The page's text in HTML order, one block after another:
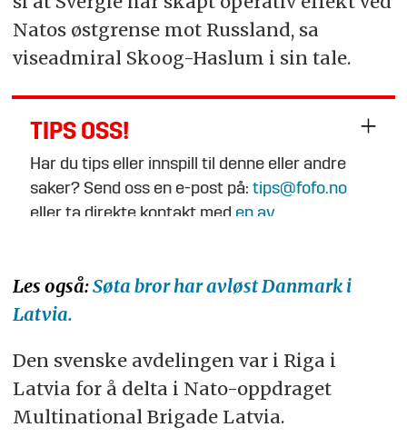
Natos østgrense mot Russland, sa
viseadmiral Skoog-Haslum i sin tale.
TIPS OSS!
Har du tips eller innspill til denne eller andre
saker? Send oss en e-post på:tips@fofo.no
eller ta direkte kontakt med en av
Les også:Søta bror har avløst Danmark i
Latvia.
Den svenske avdelingen var i Riga i
Latvia for å delta i Nato-oppdraget
Multinational Brigade Latvia.